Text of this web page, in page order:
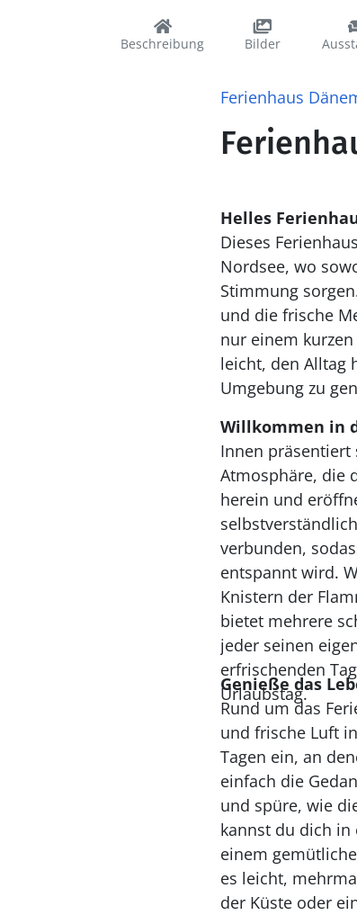
Beschreibung Bilder
Ferienhaus
Helles
Dieses
Nordsee, wo
Stimmung
und die frische
nur einem
leicht, den Alltag
Umgebung zu
Willkommen in
Innen präsentiert
Atmosphäre, die
herein und
verbunden,
entspannt wird.
Knistern der
bietet mehrere
jeder seinen
erfrischenden
Urlaubstag.
Genieße das
Rund um das
und frische Luft
Tagen ein, an
einfach die
und spüre, wie
kannst du dich in
einem
es leicht,
der Küste oder